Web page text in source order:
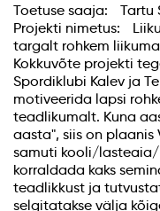
Toetuse saaja: Tartu
Projekti nimetus:
targalt rohkem
Kokkuvõte projekti
Spordiklubi Kalev ja
motiveerida lapsi
teadlikumalt. Kuna
aasta", siis on plaanis
samuti kooli/
korraldada kaks
teadlikkust ja
selgitatakse välja